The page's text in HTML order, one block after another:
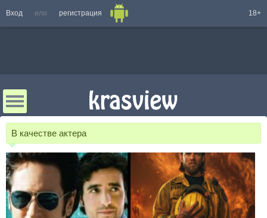
Вход или регистрация 18+
В качестве актера